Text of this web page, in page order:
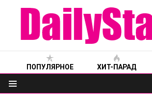
ПОПУЛЯРНОЕ ХИТ-ПАРАД
Меню